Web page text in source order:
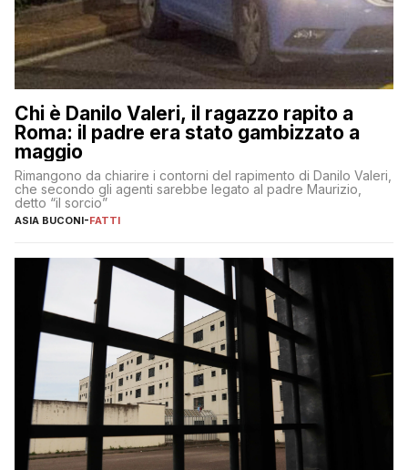
Chi è Danilo Valeri, il ragazzo rapito a
Roma: il padre era stato gambizzato a
maggio
Rimangono da chiarire i contorni del rapimento di Danilo Valeri,
che secondo gli agenti sarebbe legato al padre Maurizio,
detto “il sorcio”
ASIA BUCONI-FATTI